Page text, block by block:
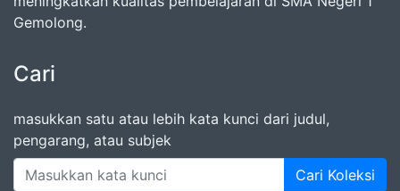
Gemolong.
Cari
masukkan satu atau lebih kata kunci dari judul,
pengarang, atau subjek
Cari Koleksi